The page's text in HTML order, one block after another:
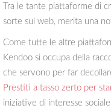
Tra le tante piattaforme di
sorte sul web, merita una
Come tutte le altre
Kendoo si occupa della
che servono per far
Prestiti a tasso zerto per
iniziative di interesse